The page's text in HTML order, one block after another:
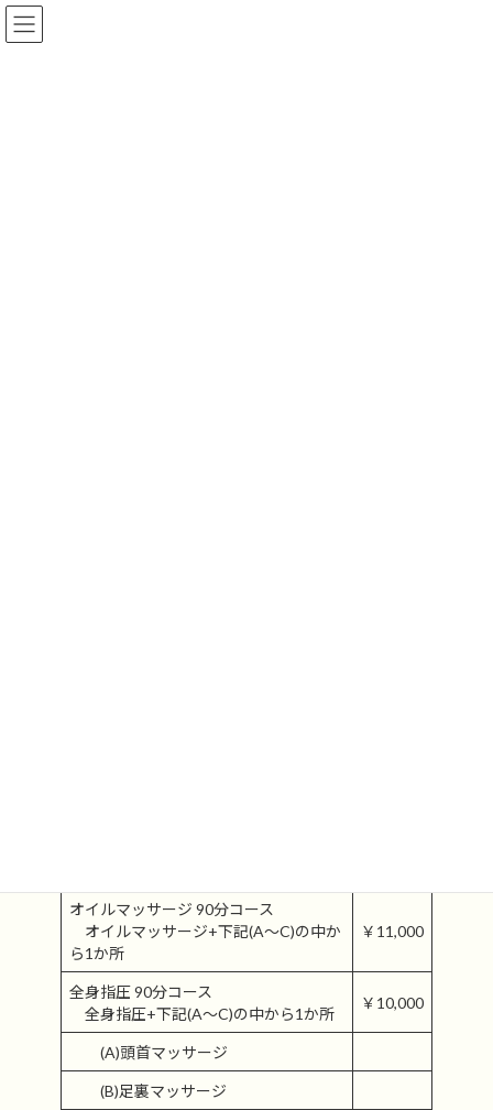
コ
ン
ナ
ビ
オイルマッサージ 90分コース
オイルマッサージ+下記(A～C)の中か
ら1か所
￥11,000
全身指圧 90分コース
全身指圧+下記(A～C)の中から1か所
￥10,000
(A)頭首マッサージ
(B)足裏マッサージ